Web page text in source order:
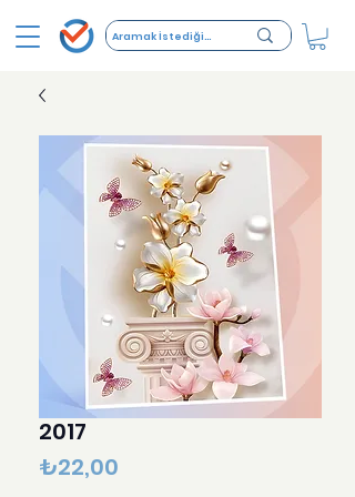
2017
₺22,00